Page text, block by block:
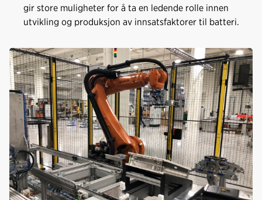
gir store muligheter for å ta en ledende rolle innen
utvikling og produksjon av innsatsfaktorer til batteri.